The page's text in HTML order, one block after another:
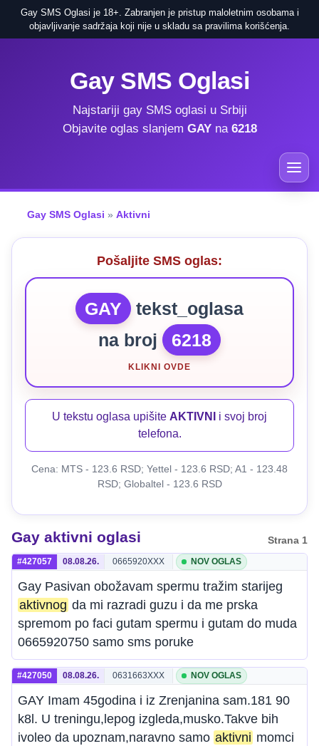
Gay SMS Oglasi je 18+. Zabranjen je pristup maloletnim osobama i
objavljivanje sadržaja koji nije u skladu sa pravilima korišćenja.
Gay SMS Oglasi
Najstariji gay SMS oglasi u Srbiji
Objavite oglas slanjem GAYna 6218
Gay SMS Oglasi » Aktivni
Pošaljite SMS oglas:
GAY
tekst_oglasa
na broj
6218
KLIKNI OVDE
U tekstu oglasa upišite AKTIVNI
i svoj broj
telefona.
Cena: MTS - 123.6 RSD; Yettel - 123.6 RSD; A1 - 123.48
RSD; Globaltel - 123.6 RSD
Gay aktivni oglasi Strana 1
#427057 08.08.26. 0665920XXX NOV OGLAS
Gay Pasivan obožavam spermu tražim starijeg
aktivnog da mi razradi guzu i da me prska
spremom po faci gutam spermu i gutam do muda
0665920750 samo sms poruke
#427050 08.08.26. 0631663XXX NOV OGLAS
GAY Imam 45godina i iz Zrenjanina sam.181 90
k8l. U treningu,lepog izgleda,musko.Takve bih
ivoleo da upoznam,naravno samo aktivni momci